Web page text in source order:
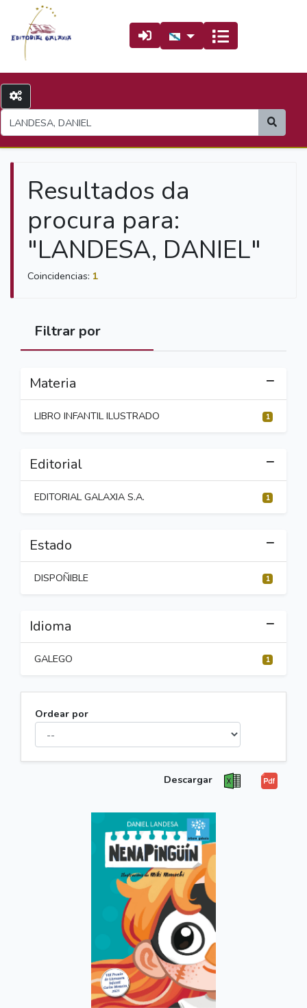
Resultados da
procura para:
"LANDESA, DANIEL"
Coincidencias: 1
Filtrar por
Materia
LIBRO INFANTIL ILUSTRADO 1
Editorial
EDITORIAL GALAXIA S.A. 1
Estado
DISPOÑIBLE 1
Idioma
GALEGO 1
Ordear por
Descargar